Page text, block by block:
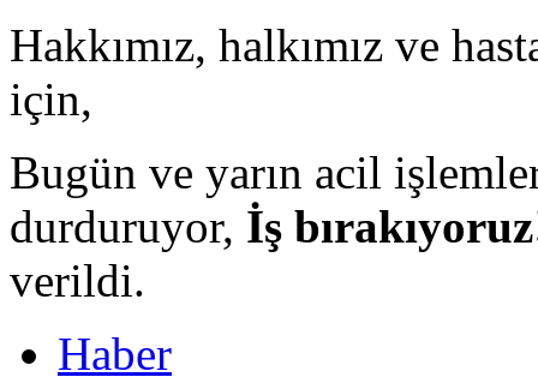
Hakkımız, halkımız ve
için,
Bugün ve yarın acil
durduruyor, İş
verildi.
Haber